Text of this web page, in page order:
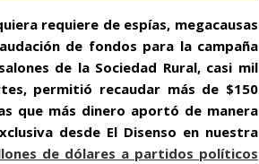
requiere de espías, megacausas
de fondos para la campaña
de la Sociedad Rural, casi mil
permitió recaudar más de $150
que más dinero aportó de manera
desde El Disenso en nuestra
de dólares a partidos políticos